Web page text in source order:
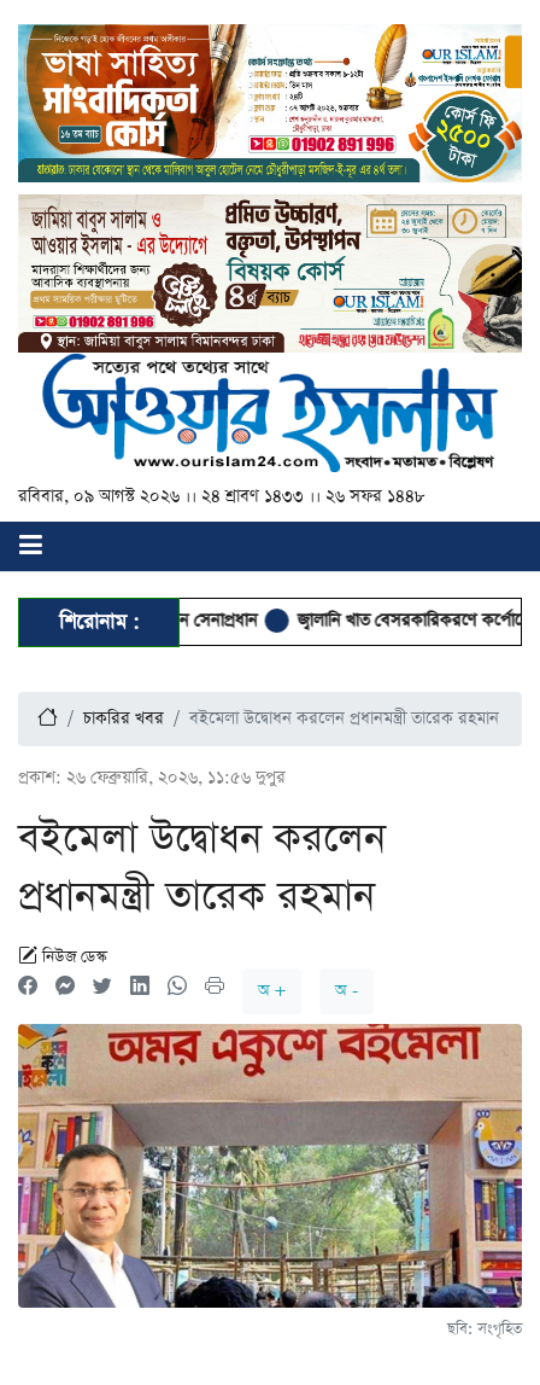
রবিবার, ০৯ আগস্ট ২০২৬ ।। ২৪ শ্রাবণ ১৪৩৩ ।। ২৬ সফর ১৪৪৮
শিরোনাম :
সফরে গেলেন সেনাপ্রধান জ্বালানি খাত বেসরকারিকরণে কর্পোরেট
চাকরির খবর বইমেলা উদ্বোধন করলেন প্রধানমন্ত্রী তারেক রহমান
প্রকাশ: ২৬ ফেব্রুয়ারি, ২০২৬, ১১:৫৬ দুপুর
বইমেলা উদ্বোধন করলেন
প্রধানমন্ত্রী তারেক রহমান
নিউজ ডেস্ক
অ +
অ -
ছবি: সংগৃহিত